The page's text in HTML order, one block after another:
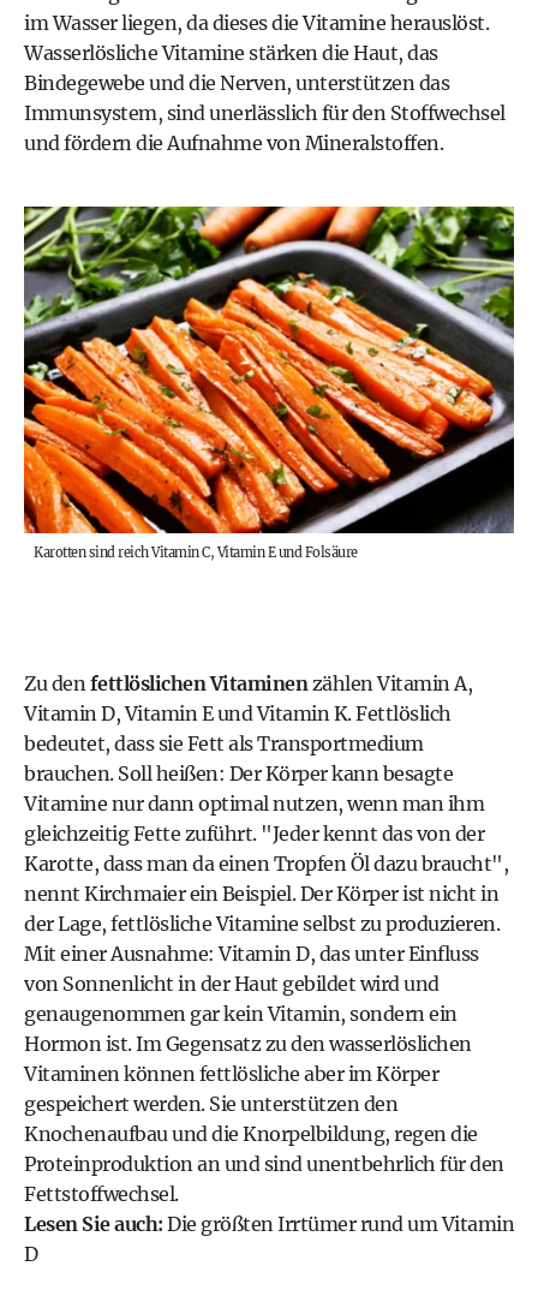
im Wasser liegen, da dieses die Vitamine herauslöst.
Wasserlösliche Vitamine stärken die Haut, das
Bindegewebe und die Nerven, unterstützen das
Immunsystem, sind unerlässlich für den Stoffwechsel
und fördern die Aufnahme von Mineralstoffen.
Karotten sind reich Vitamin C, Vitamin E und Folsäure
Zu denfettlöslichen Vitaminenzählen Vitamin A,
Vitamin D, Vitamin E und Vitamin K. Fettlöslich
bedeutet, dass sie Fett als Transportmedium
brauchen. Soll heißen: Der Körper kann besagte
Vitamine nur dann optimal nutzen, wenn man ihm
gleichzeitig Fette zuführt. "Jeder kennt das von der
Karotte, dass man da einen Tropfen Öl dazu braucht",
nennt Kirchmaier ein Beispiel. Der Körper ist nicht in
der Lage, fettlösliche Vitamine selbst zu produzieren.
Mit einer Ausnahme: Vitamin D, das unter Einfluss
von Sonnenlicht in der Haut gebildet wird und
genaugenommen gar kein Vitamin, sondern ein
Hormon ist. Im Gegensatz zu den wasserlöslichen
Vitaminen können fettlösliche aber im Körper
gespeichert werden. Sie unterstützen den
Knochenaufbau und die Knorpelbildung, regen die
Proteinproduktion an und sind unentbehrlich für den
Fettstoffwechsel.
Lesen Sie auch: Die größten Irrtümer rund um Vitamin
D